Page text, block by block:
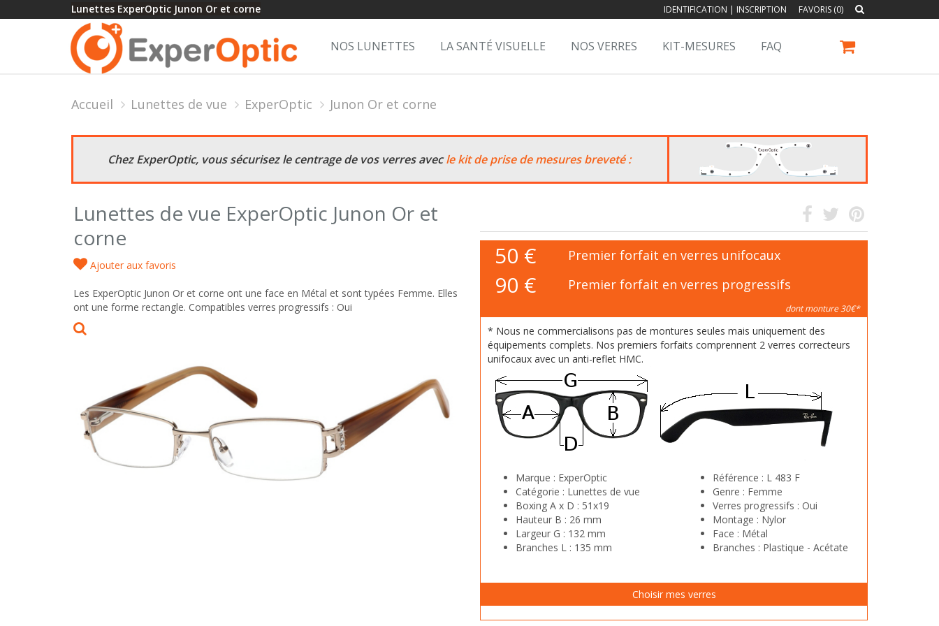
Lunettes ExperOptic Junon Or et corne IDENTIFICATION | INSCRIPTION FAVORIS (0)
NOS LUNETTES LA SANTÉ VISUELLE NOS VERRES KIT-MESURES FAQ
Accueil Lunettes de vue ExperOptic Junon Or et corne
Chez ExperOptic, vous sécurisez le centrage de vos verres avecle kit de prise de mesures breveté :
Lunettes de vue ExperOptic Junon Or et
corne
Ajouter aux favoris
Les ExperOptic Junon Or et corne ont une face en Métal et sont typées Femme. Elles
ont une forme rectangle. Compatibles verres progressifs : Oui
50 € Premier forfait en verres unifocaux
90 € Premier forfait en verres progressifs
dont monture 30€*
* Nous ne commercialisons pas de montures seules mais uniquement des
équipements complets. Nos premiers forfaits comprennent 2 verres correcteurs
unifocaux avec un anti-reflet HMC.
Marque : ExperOptic
Catégorie : Lunettes de vue
Boxing A x D : 51x19
Hauteur B : 26 mm
Largeur G : 132 mm
Branches L : 135 mm
Référence : L 483 F
Genre : Femme
Verres progressifs : Oui
Montage : Nylor
Face : Métal
Branches : Plastique - Acétate